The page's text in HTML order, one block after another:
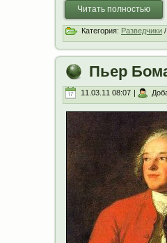
Читать полностью
Категория: Разведчики /
Пьер
11.03.11 08:07 |